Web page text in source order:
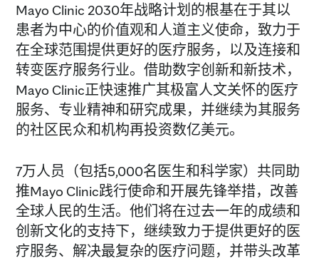
Mayo Clinic 2030年战略计划的根基在于其以
患者为中心的价值观和人道主义使命，致力于
在全球范围提供更好的医疗服务，以及连接和
转变医疗服务行业。借助数字创新和新技术，
Mayo Clinic正快速推广其极富人文关怀的医疗
服务、专业精神和研究成果，并继续为其服务
的社区民众和机构再投资数亿美元。
7万人员（包括5,000名医生和科学家）共同助
推Mayo Clinic践行使命和开展先锋举措，改善
全球人民的生活。他们将在过去一年的成绩和
创新文化的支持下，继续致力于提供更好的医
疗服务、解决最复杂的医疗问题，并带头改革